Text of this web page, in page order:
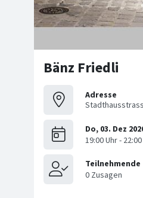
Bänz Friedli
Adresse